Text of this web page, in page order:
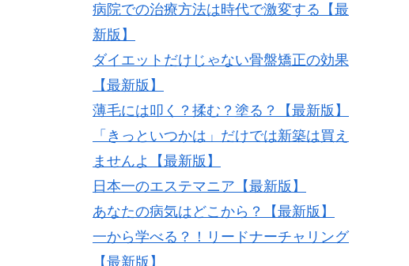
病院での治療方法は時代で激変する【最
新版】
ダイエットだけじゃない骨盤矯正の効果
【最新版】
薄毛には叩く？揉む？塗る？【最新版】
「きっといつかは」だけでは新築は買え
ませんよ【最新版】
日本一のエステマニア【最新版】
あなたの病気はどこから？【最新版】
一から学べる？！リードナーチャリング
【最新版】